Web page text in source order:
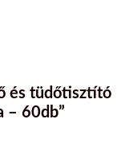
és tüdőtisztító
– 60db”